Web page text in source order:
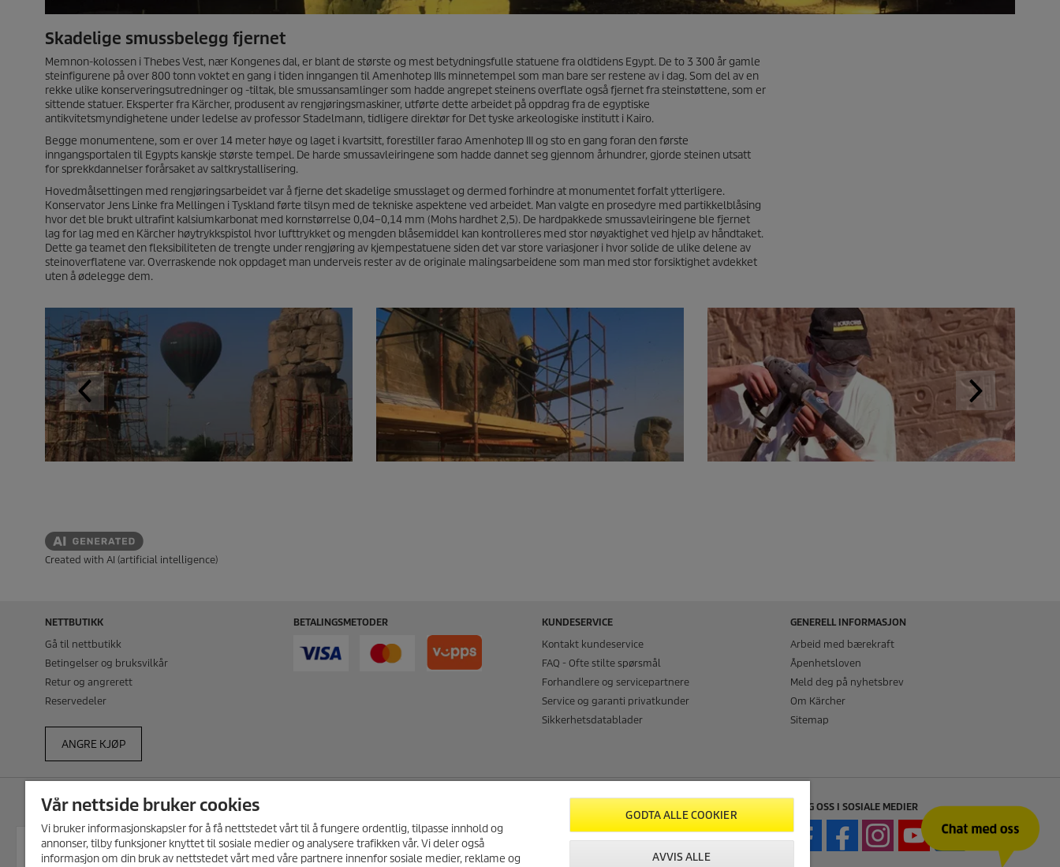
MELD DEG PÅ VÅRT NYHETSBREV!
Få 10% rabatt på ditt neste kjøp i vår
Skadelige smussbelegg fjernet
Memnon-kolossen i Thebes Vest, nær Kongenes dal, er blant de største og mest betydningsfulle statuene fra oldtidens Egypt. De to 3 300 år gamle
steinfigurene på over 800 tonn voktet en gang i tiden inngangen til Amenhotep IIIs minnetempel som man bare ser restene av i dag. Som del av en
rekke ulike konserveringsutredninger og -tiltak, ble smussansamlinger som hadde angrepet steinens overflate også fjernet fra steinstøttene, som er
sittende statuer. Eksperter fra Kärcher, produsent av rengjøringsmaskiner, utførte dette arbeidet på oppdrag fra de egyptiske
antikvitetsmyndighetene under ledelse av professor Stadelmann, tidligere direktør for Det tyske arkeologiske institutt i Kairo.
Begge monumentene, som er over 14 meter høye og laget i kvartsitt, forestiller farao Amenhotep III og sto en gang foran den første
inngangsportalen til Egypts kanskje største tempel. De harde smussavleiringene som hadde dannet seg gjennom århundrer, gjorde steinen utsatt
for sprekkdannelser forårsaket av saltkrystallisering.
Hovedmålsettingen med rengjøringsarbeidet var å fjerne det skadelige smusslaget og dermed forhindre at monumentet forfalt ytterligere.
Konservator Jens Linke fra Mellingen i Tyskland førte tilsyn med de tekniske aspektene ved arbeidet. Man valgte en prosedyre med partikkelblåsing
hvor det ble brukt ultrafint kalsiumkarbonat med kornstørrelse 0,04–0,14 mm (Mohs hardhet 2,5). De hardpakkede smussavleiringene ble fjernet
lag for lag med en Kärcher høytrykkspistol hvor lufttrykket og mengden blåsemiddel kan kontrolleres med stor nøyaktighet ved hjelp av håndtaket.
Dette ga teamet den fleksibiliteten de trengte under rengjøring av kjempestatuene siden det var store variasjoner i hvor solide de ulike delene av
steinoverflatene var. Overraskende nok oppdaget man underveis rester av de originale malingsarbeidene som man med stor forsiktighet avdekket
uten å ødelegge dem.
Created with AI (artificial intelligence)
NETTBUTIKK
Gå til nettbutikk
Betingelser og bruksvilkår
Retur og angrerett
Reservedeler
ANGRE KJØP
BETALINGSMETODER
KUNDESERVICE
Kontakt kundeservice
FAQ - Ofte stilte spørsmål
Forhandlere og servicepartnere
Service og garanti privatkunder
Sikkerhetsdatablader
GENERELL INFORMASJON
Arbeid med bærekraft
Åpenhetsloven
Meld deg på nyhetsbrev
Om Kärcher
Sitemap
HOVEDKONTOR
Kärcher AS
Stanseveien 31, 0976 Oslo
Ansvarsfraskrivelse
Cookie Policy
FØLG OSS I SOSIALE MEDIER
Vår nettside bruker cookies
Vi bruker informasjonskapsler for å få nettstedet vårt til å fungere ordentlig, tilpasse innhold og
annonser, tilby funksjoner knyttet til sosiale medier og analysere trafikken vår. Vi deler også
informasjon om din bruk av nettstedet vårt med våre partnere innenfor sosiale medier, reklame og
GODTA ALLE COOKIER
AVVIS ALLE